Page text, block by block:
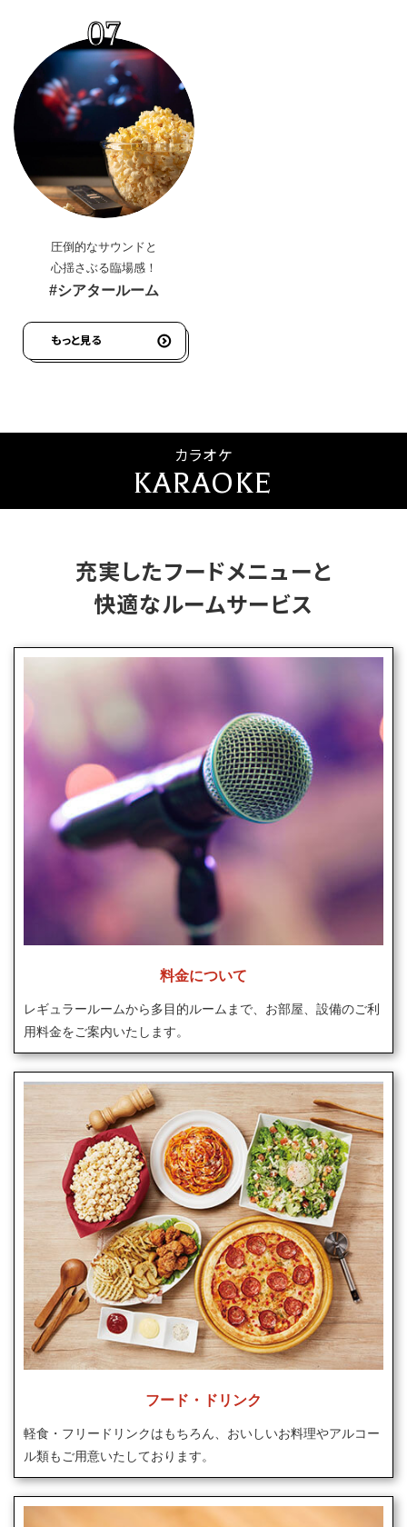
07
圧倒的なサウンドと
心揺さぶる臨場感！
#シアタールーム
もっと見る
カラオケ
KARAOKE
充実したフードメニューと
快適なルームサービス
料金について
レギュラールームから多目的ルームまで、お部屋、設備のご利
用料金をご案内いたします。
フード・ドリンク
軽食・フリードリンクはもちろん、おいしいお料理やアルコー
ル類もご用意いたしております。